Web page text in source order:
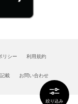
絞り込み
リシー 利用規約
載 お問い合わせ